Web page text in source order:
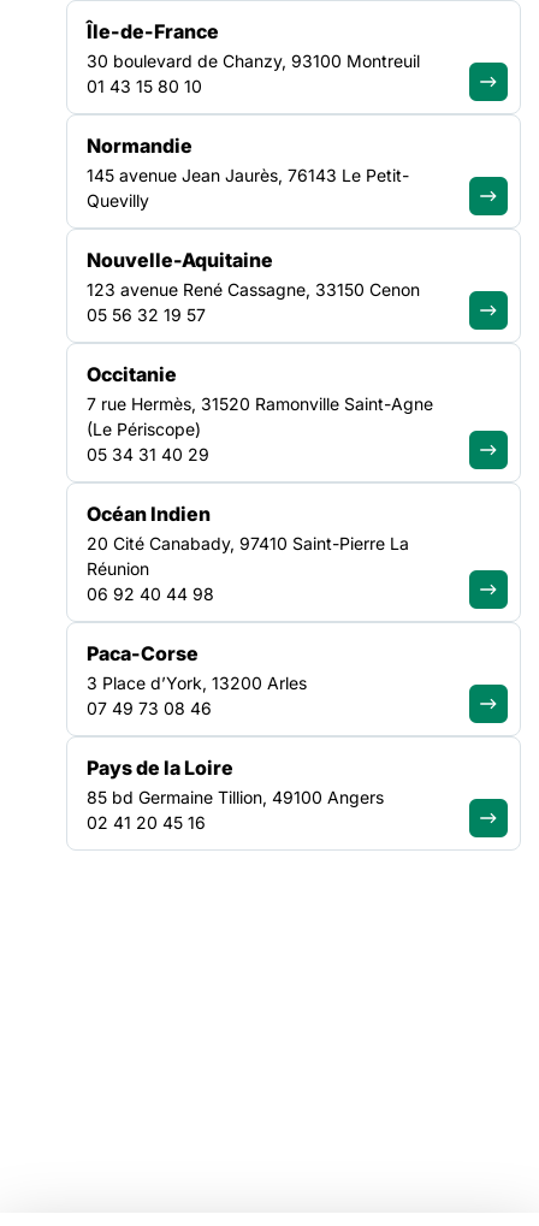
Trouver ma région
Vous avez des
questions ?
Découvrir notre FAQ
Recevez chaque mois les analyses,
décryptages et positionnements de
la FAS
LA FÉDÉRATION
Nos missions
Nos Fédérations régionales
NOS LUTTES
Tous nos plaidoyers
Tous nos programmes
VOTRE ESPACE
Île-de-France
30 boulevard de Chanzy, 93100 Montreuil
01 43 15 80 10
Normandie
145 avenue Jean Jaurès, 76143 Le Petit-
Quevilly
Nouvelle-Aquitaine
123 avenue René Cassagne, 33150 Cenon
05 56 32 19 57
Occitanie
7 rue Hermès, 31520 Ramonville Saint-Agne
(Le Périscope)
05 34 31 40 29
Océan Indien
20 Cité Canabady, 97410 Saint-Pierre La
Réunion
06 92 40 44 98
Paca-Corse
3 Place d’York, 13200 Arles
07 49 73 08 46
Pays de la Loire
85 bd Germaine Tillion, 49100 Angers
02 41 20 45 16